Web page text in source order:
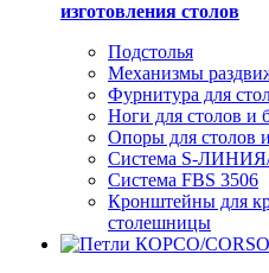
изготовления столов
Подстолья
Механизмы
Фурнитура для
Ноги для столов и
Опоры для столов
Система S-
Система FBS 3506
Кронштейны для
столешницы